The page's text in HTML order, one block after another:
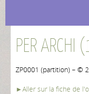
PER
ZP0001 (partition) – ©
►Aller sur la fiche de